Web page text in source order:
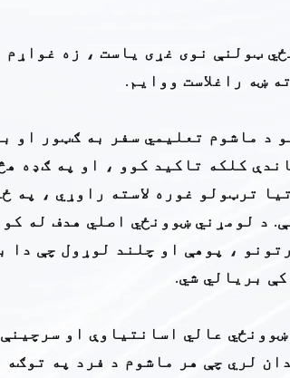
ټولنې نوی غړی یاست ، زه
ښه راغلاست ووایم.
د ماشوم تعلیمي سفر به ګټور او
کلکه تاکید کوو ، او په ګډه
ترټولو غوره لاسته راوړي ، په
د لومړني ښوونځي اصلي هدف له
، پوهې او چلند لوړول چې دا
بریالي شي.
عالي اسانتیاوې او
لري چې هر ماشوم د فرد په